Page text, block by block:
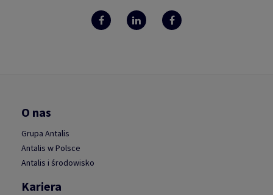
O nas
Grupa Antalis
Antalis w Polsce
Antalis i środowisko
Kariera